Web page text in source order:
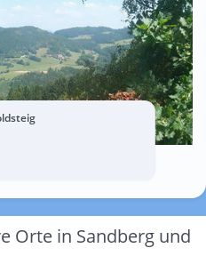
Orte in Sandberg und